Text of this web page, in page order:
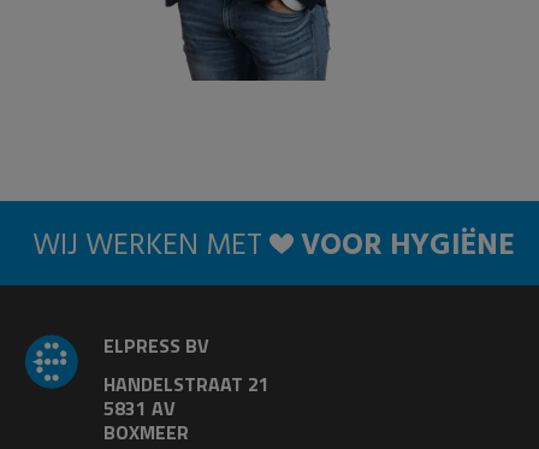
WIJ WERKEN MET VOOR HYGIËNE
ELPRESS BV
HANDELSTRAAT 21
5831 AV
BOXMEER